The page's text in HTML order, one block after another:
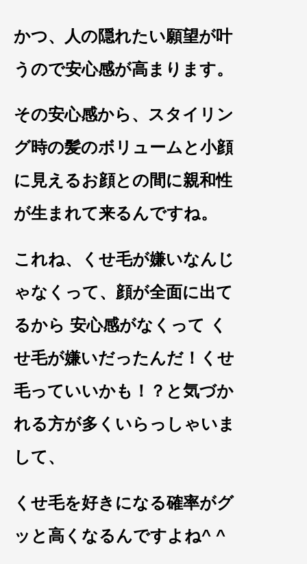
かつ、人の隠れたい願望が叶
うので安心感が高まります。
その安心感から、スタイリン
グ時の髪のボリュームと小顔
に見えるお顔との間に親和性
が生まれて来るんですね。
これね、くせ毛が嫌いなんじ
ゃなくって、顔が全面に出て
るから 安心感がなくって く
せ毛が嫌いだったんだ ！くせ
毛っていいかも！？と気づか
れる方が多く いらっしゃいま
して、
くせ毛を好きになる確率がグ
ッと高くなるんですよね^ ^